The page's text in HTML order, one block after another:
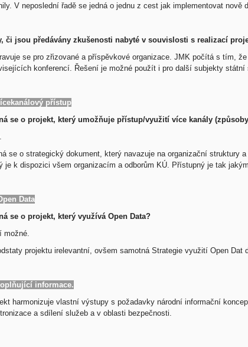
V neposlední řadě se jedná o jednu z cest jak implementovat nově
či jsou předávány zkušenosti nabyté v souvislosti s realizací
se pro zřizované a příspěvkové organizace. JMK počítá s tím,
konferencí. Řešení je možné použít i pro další subjekty státní
přístup
se o projekt, který umožňuje přístup/využití více kanály
se o strategický dokument, který navazuje na organizační struktury
je k dispozici všem organizacím a odborům KÚ. Přístupný je tak
Data
se o projekt, který využívá Open Data?
možné.
projektu irelevantní, ovšem samotná Strategie využití Open Dat
informace.
harmonizuje vlastní výstupy s požadavky národní informační
a sdílení služeb a v oblasti bezpečnosti.